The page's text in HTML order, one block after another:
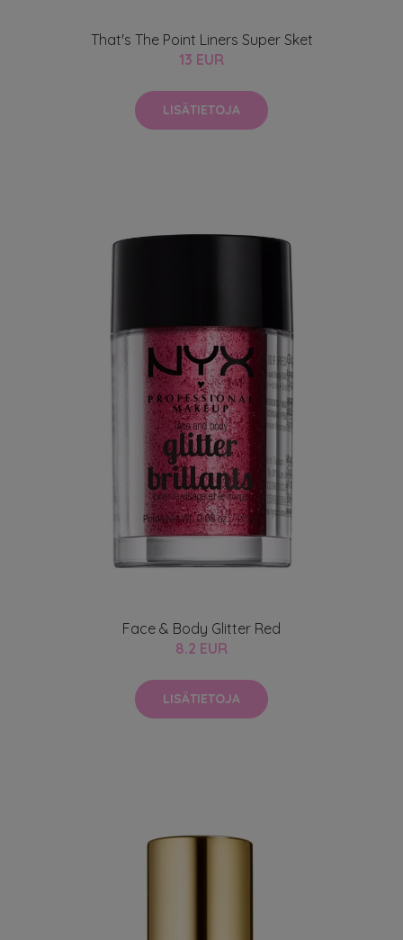
That's The Point Liners Super Sket
13 EUR
LISÄTIETOJA
Face & Body Glitter Red
8.2 EUR
LISÄTIETOJA